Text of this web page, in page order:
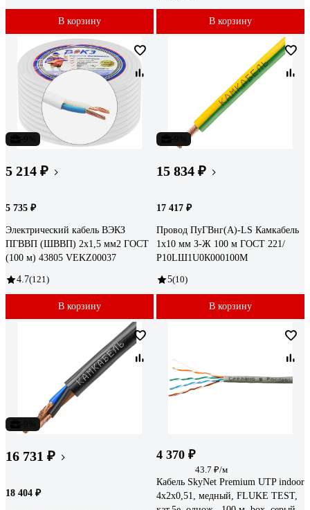
В корзину В корзину
5 214 ₽
5 735 ₽
Электрический кабель ВЭКЗ
ПГВВП (ШВВП) 2x1,5 мм2 ГОСТ
(100 м) 43805 VEKZ00037
4.7(121)
В корзину
15 834 ₽
17 417 ₽
Провод ПуГВнг(А)-LS Камкабель
1x10 мм З-Ж 100 м ГОСТ 221/
Р10LШ1U0К000100М
5(10)
В корзину
16 731 ₽
18 404 ₽
4 370 ₽
43.7 ₽/м
Кабель SkyNet Premium UTP indoor
4x2x0,51, медный, FLUKE TEST,